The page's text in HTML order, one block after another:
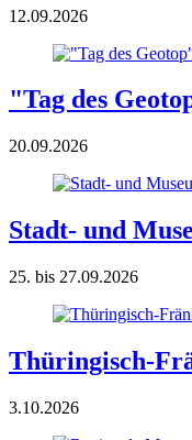
12.09.2026
"Tag des
20.09.2026
Stadt- und
25. bis 27.09.2026
Thüringisch-
3.10.2026